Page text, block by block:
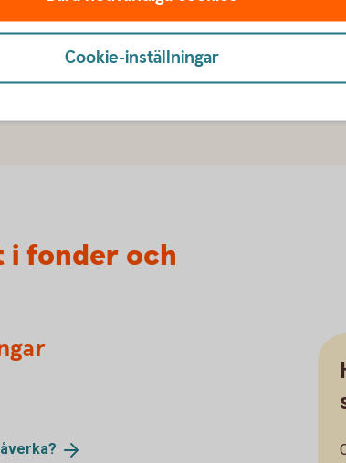
rådgivningen
för hållbarhetsfaktorer
i fonder och
Cookie-inställningar